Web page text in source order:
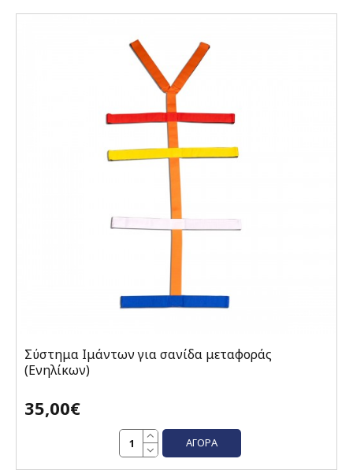
Σύστημα Ιμάντων για σανίδα μεταφοράς
(Ενηλίκων)
35,00€
ΑΓΟΡΆ